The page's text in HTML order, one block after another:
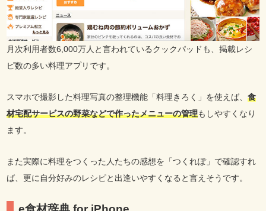
月次利用者数6,000万人と言われているクックパッドも、掲載レシ
ピ数の多い料理アプリです。
スマホで撮影した料理写真の整理機能「料理きろく」を使えば、食
材宅配サービスの野菜などで作ったメニューの管理もしやすくなり
ます。
また実際に料理をつくった人たちの感想を「つくれぽ」で確認すれ
ば、更に自分好みのレシピと出逢いやすくなると言えそうです。